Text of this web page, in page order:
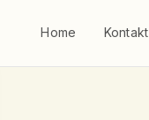
Home Kontakt